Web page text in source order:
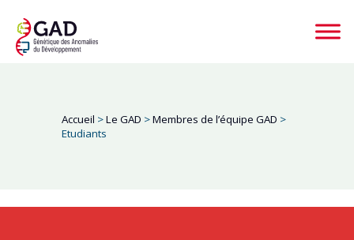
Accueil >Le GAD >Membres de l’équipe GAD >
Etudiants